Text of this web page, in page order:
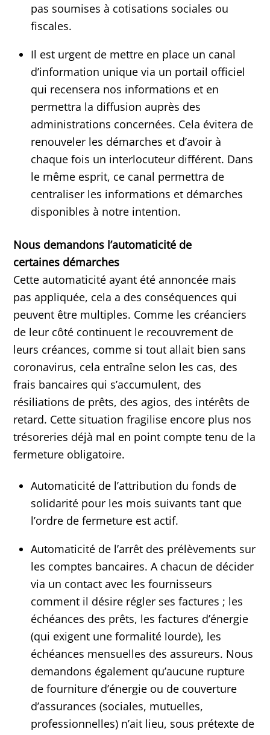
pas soumises à cotisations sociales ou
fiscales.
Il est urgent de mettre en place un canal
d’information unique via un portail officiel
qui recensera nos informations et en
permettra la diffusion auprès des
administrations concernées. Cela évitera de
renouveler les démarches et d’avoir à
chaque fois un interlocuteur différent. Dans
le même esprit, ce canal permettra de
centraliser les informations et démarches
disponibles à notre intention.
Nous demandons l’automaticité de
certaines démarches
Cette automaticité ayant été annoncée mais
pas appliquée, cela a des conséquences qui
peuvent être multiples. Comme les créanciers
de leur côté continuent le recouvrement de
leurs créances, comme si tout allait bien sans
coronavirus, cela entraîne selon les cas, des
frais bancaires qui s’accumulent, des
résiliations de prêts, des agios, des intérêts de
retard. Cette situation fragilise encore plus nos
trésoreries déjà mal en point compte tenu de la
fermeture obligatoire.
Automaticité de l’attribution du fonds de
solidarité pour les mois suivants tant que
l’ordre de fermeture est actif.
Automaticité de l’arrêt des prélèvements sur
les comptes bancaires. A chacun de décider
via un contact avec les fournisseurs
comment il désire régler ses factures ; les
échéances des prêts, les factures d’énergie
(qui exigent une formalité lourde), les
échéances mensuelles des assureurs. Nous
demandons également qu’aucune rupture
de fourniture d’énergie ou de couverture
d’assurances (sociales, mutuelles,
professionnelles) n’ait lieu, sous prétexte de